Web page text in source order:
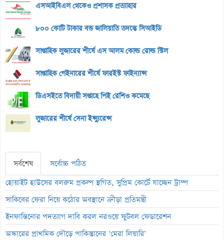
এসআইবিএল থেকেও প্রশাসক প্রত্যাহার
৮০০ কোটি টাকার বন্ড জালিয়াতি তদন্তে সিআইডি
সাপ্তাহিক লুজারের শীর্ষে এস আলম কোল্ড রোল্ড স্টিল
সাপ্তাহিক গেইনারের শীর্ষে ফারইস্ট ফাইন্যান্স
ডিএসইতে বিদায়ী সপ্তাহে পিই রেশিও কমেছে
লুজারের শীর্ষে সেনা ইন্স্যুরেন্স
সর্বশেষ
সর্বোচ্চ পঠিত
হোয়াইট হাউসের বলরুম প্রকল্প স্থগিত, সুপ্রিম কোর্টে যাচ্ছেন ট্রাম্প
সাকিবের ফেরা নিয়ে কঠোর অবস্থানে ক্রীড়া প্রতিমন্ত্রী
ইনফান্তিনোর পদত্যাগ দাবি করল নরওয়ে ফুটবল ফেডারেশন
অস্কারের প্রাথমিক দৌড়ে পাকিস্তানের ‘মেরা লিয়ারি’